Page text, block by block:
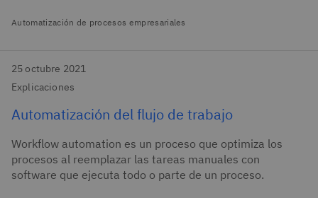
Automatización de procesos empresariales
25 octubre 2021
Explicaciones
Automatización del flujo de trabajo
Workflow automation es un proceso que optimiza los
procesos al reemplazar las tareas manuales con
software que ejecuta todo o parte de un proceso.